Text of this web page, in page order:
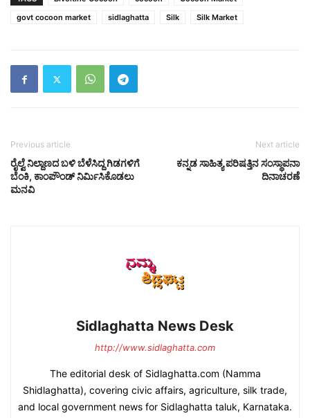
govt cocoon market
sidlaghatta Silk Silk Market
Previous article
ರೈಲ್ವೆ ನಿಲ್ದಾಣದ ಬಳಿ ಬೆಳೆಸಿದ್ದ ಗಿಡಗಳಿಗೆ
ಬೆಂಕಿ, ಕಾಂಪೌಂಡ್ ನಿರ್ಮಿಸಿಕೊಡಲು
ಮನವಿ
Next article
ಕನ್ನಡ ಸಾಹಿತ್ಯ ಪರಿಷತ್ತಿನ ಸಂಸ್ಥಾಪನಾ
ದಿನಾಚರಣೆ
Sidlaghatta News Desk
http://www.sidlaghatta.com
The editorial desk of Sidlaghatta.com (Namma
Shidlaghatta), covering civic affairs, agriculture, silk trade,
and local government news for Sidlaghatta taluk, Karnataka.